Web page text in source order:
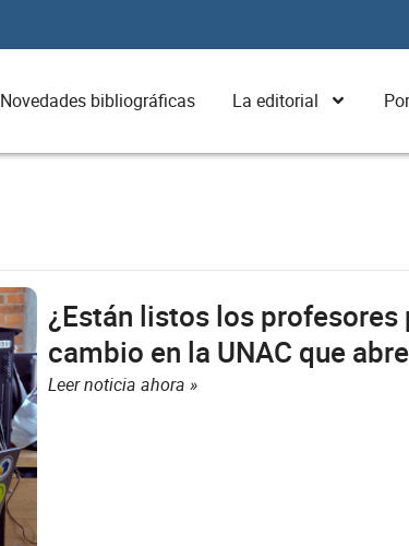
Novedades bibliográficas La editorial
¿Están listos los
cambio en la UNAC que
Leer noticia ahora »
á
i
n
á
i
á
g
i
á
g
i
á
g
i